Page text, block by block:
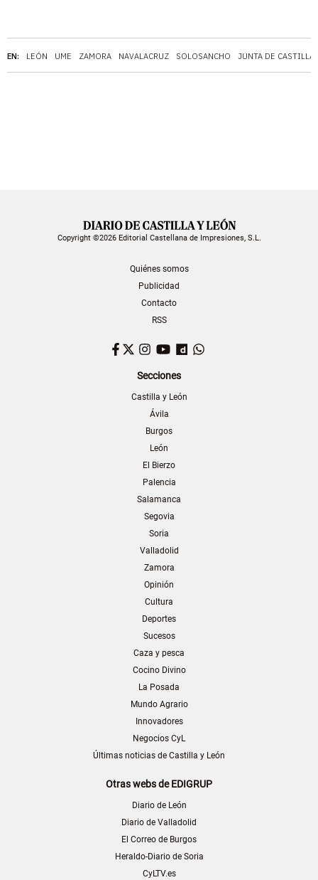
EN: LEÓN UME ZAMORA NAVALACRUZ SOLOSANCHO JUNTA DE CASTILLA
Copyright ©2026 Editorial Castellana de Impresiones, S.L.
Quiénes somos
Publicidad
Contacto
RSS
Facebook
TwitterInstagram
YouTubeDailymotion
Secciones
Castilla y León
Ávila
Burgos
León
El Bierzo
Palencia
Salamanca
Segovia
Soria
Valladolid
Zamora
Opinión
Cultura
Deportes
Sucesos
Caza y pesca
Cocino Divino
La Posada
Mundo Agrario
Innovadores
Negocios CyL
Últimas noticias de Castilla y León
Otras webs de EDIGRUP
Diario de León
Diario de Valladolid
El Correo de Burgos
Heraldo-Diario de Soria
CyLTV.es